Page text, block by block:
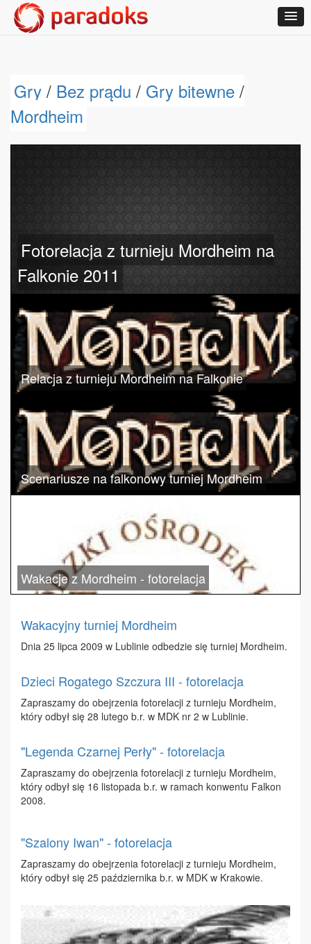
Gry / Bez prądu / Gry bitewne /
Mordheim
Fotorelacja z turnieju Mordheim na
Falkonie 2011
Relacja z turnieju Mordheim na Falkonie
Scenariusze na falkonowy turniej Mordheim
Wakacje z Mordheim - fotorelacja
Wakacyjny turniej Mordheim
Dnia 25 lip­ca 2009 w Lu­bli­nie od­be­dzie się tur­niej Mor­dhe­im.
Dzieci Rogatego Szczura III - fotorelacja
Za­pra­sza­my do obej­rze­nia fo­to­re­la­cji z tur­nie­ju Mor­dhe­im,
któ­ry od­był się 28 lu­te­go b.r. w MDK nr 2 w Lu­bli­nie.
"Legenda Czarnej Perły" - fotorelacja
Za­pra­sza­my do obej­rze­nia fo­to­re­la­cji z tur­nie­ju Mor­dhe­im,
któ­ry od­był się 16 li­sto­pa­da b.r. w ra­mach kon­wen­tu Fal­kon
2008.
"Szalony Iwan" - fotorelacja
Za­pra­sza­my do obej­rze­nia fo­to­re­la­cji z tur­nie­ju Mor­dhe­im,
któ­ry od­był się 25 paź­dzier­ni­ka b.r. w MDK w Kra­ko­wie.